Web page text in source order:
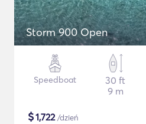
Storm 900 Open
Speedboat
30 ft
9 m
$1,722/dzień